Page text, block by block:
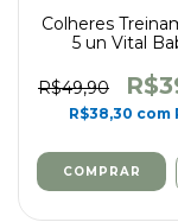
Colheres
5 un Vital
R$49,90
R$38,30 com